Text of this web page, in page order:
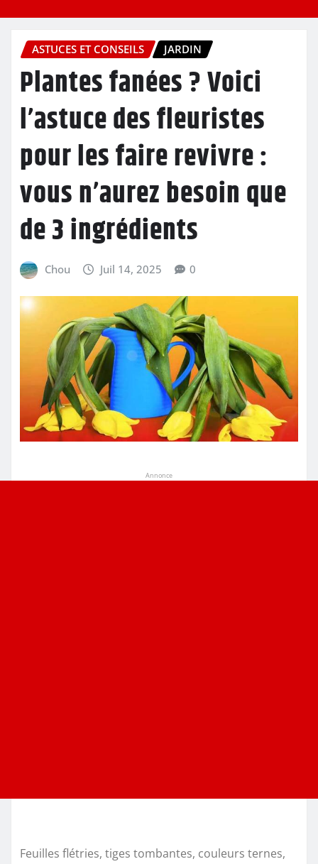
ASTUCES ET CONSEILS JARDIN
Plantes fanées ? Voici
l’astuce des fleuristes
pour les faire revivre :
vous n’aurez besoin que
de 3 ingrédients
Chou Juil 14, 2025 0
Annonce
Feuilles flétries, tiges tombantes, couleurs ternes,